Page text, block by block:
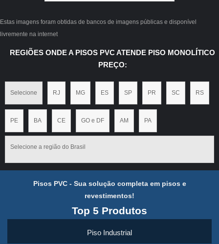
Estas imagens foram obtidas de bancos de imagens públicas e disponível
livremente na internet
REGIÕES ONDE A PISOS PVC ATENDE PISO MONOLÍTICO
PREÇO:
Selecione RJ MG ES SP PR SC RS
PE BA CE GO e DF AM PA
Selecione a região do Brasil
Pisos PVC - Sua solução completa em pisos e
revestimentos!
Top 5 Produtos
Piso Industrial